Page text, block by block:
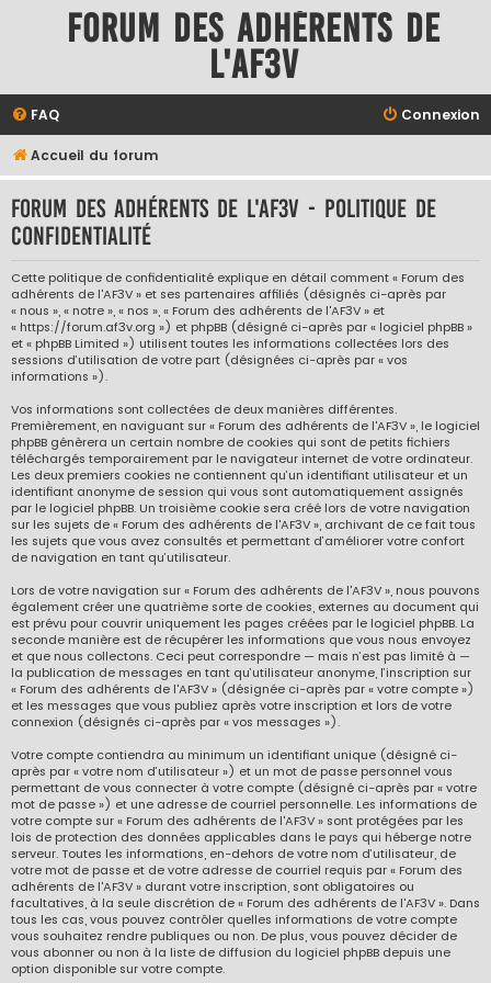
Forum des adhérents de
l'AF3V
FAQ Connexion
Accueil du forum
Forum des adhérents de l'AF3V - Politique de
confidentialité
Cette politique de confidentialité explique en détail comment « Forum des
adhérents de l'AF3V » et ses partenaires affiliés (désignés ci-après par
« nous », « notre », « nos », « Forum des adhérents de l'AF3V » et
« https://forum.af3v.org ») et phpBB (désigné ci-après par « logiciel phpBB »
et « phpBB Limited ») utilisent toutes les informations collectées lors des
sessions d’utilisation de votre part (désignées ci-après par « vos
informations »).
Vos informations sont collectées de deux manières différentes.
Premièrement, en naviguant sur « Forum des adhérents de l'AF3V », le logiciel
phpBB génèrera un certain nombre de cookies qui sont de petits fichiers
téléchargés temporairement par le navigateur internet de votre ordinateur.
Les deux premiers cookies ne contiennent qu’un identifiant utilisateur et un
identifiant anonyme de session qui vous sont automatiquement assignés
par le logiciel phpBB. Un troisième cookie sera créé lors de votre navigation
sur les sujets de « Forum des adhérents de l'AF3V », archivant de ce fait tous
les sujets que vous avez consultés et permettant d’améliorer votre confort
de navigation en tant qu’utilisateur.
Lors de votre navigation sur « Forum des adhérents de l'AF3V », nous pouvons
également créer une quatrième sorte de cookies, externes au document qui
est prévu pour couvrir uniquement les pages créées par le logiciel phpBB. La
seconde manière est de récupérer les informations que vous nous envoyez
et que nous collectons. Ceci peut correspondre — mais n’est pas limité à —
la publication de messages en tant qu’utilisateur anonyme, l’inscription sur
« Forum des adhérents de l'AF3V » (désignée ci-après par « votre compte »)
et les messages que vous publiez après votre inscription et lors de votre
connexion (désignés ci-après par « vos messages »).
Votre compte contiendra au minimum un identifiant unique (désigné ci-
après par « votre nom d’utilisateur ») et un mot de passe personnel vous
permettant de vous connecter à votre compte (désigné ci-après par « votre
mot de passe ») et une adresse de courriel personnelle. Les informations de
votre compte sur « Forum des adhérents de l'AF3V » sont protégées par les
lois de protection des données applicables dans le pays qui héberge notre
serveur. Toutes les informations, en-dehors de votre nom d’utilisateur, de
votre mot de passe et de votre adresse de courriel requis par « Forum des
adhérents de l'AF3V » durant votre inscription, sont obligatoires ou
facultatives, à la seule discrétion de « Forum des adhérents de l'AF3V ». Dans
tous les cas, vous pouvez contrôler quelles informations de votre compte
vous souhaitez rendre publiques ou non. De plus, vous pouvez décider de
vous abonner ou non à la liste de diffusion du logiciel phpBB depuis une
option disponible sur votre compte.